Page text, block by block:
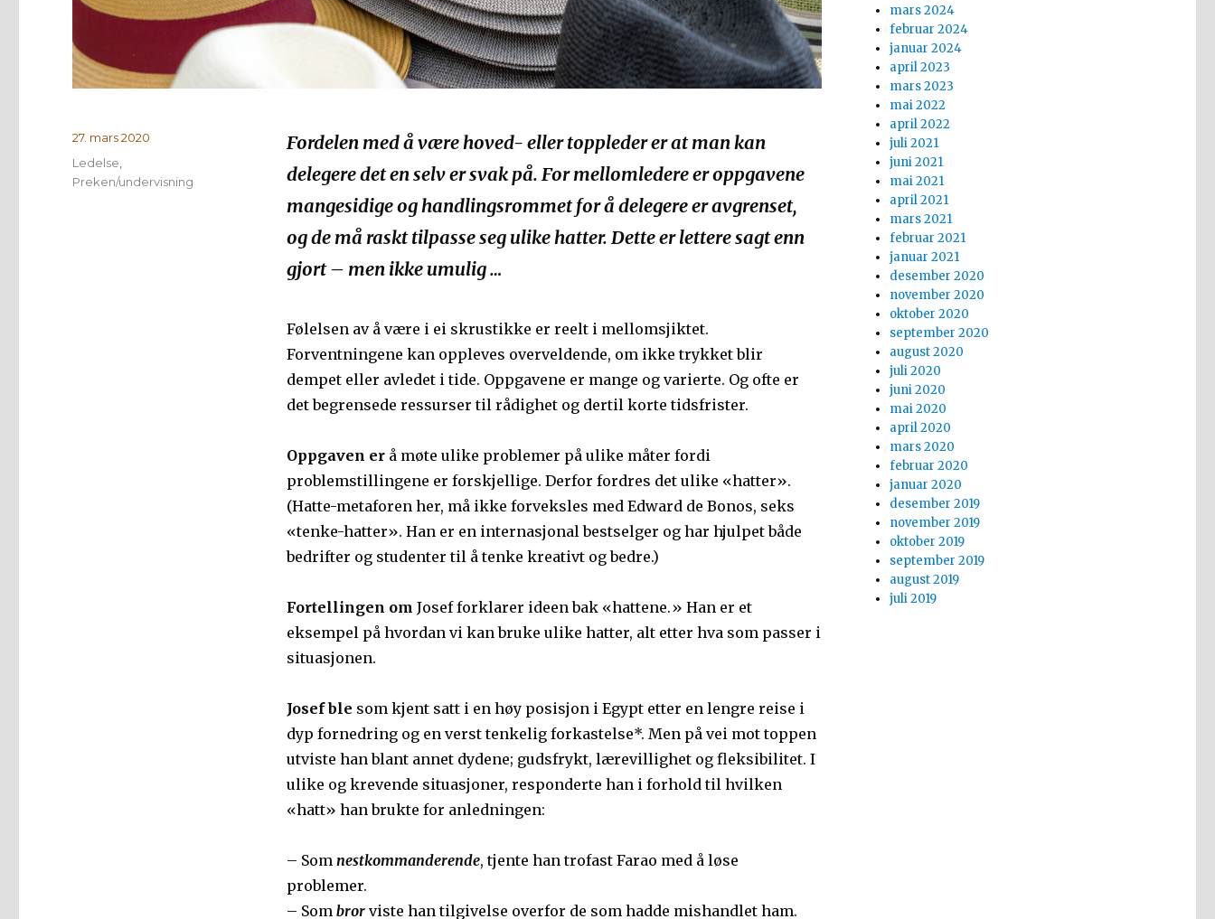
Fordelen med å være hoved- eller toppleder er at man kan
delegere det en selv er svak på. For mellomledere er oppgavene
mangesidige og handlingsrommet for å delegere er avgrenset,
og de må raskt tilpasse seg ulike hatter. Dette er lettere sagt enn
gjort – men ikke umulig …
Følelsen av å være i ei skrustikke er reelt i mellomsjiktet.
Forventningene kan oppleves overveldende, om ikke trykket blir
dempet eller avledet i tide. Oppgavene er mange og varierte. Og ofte er
det begrensede ressurser til rådighet og dertil korte tidsfrister.
Oppgaven erå møte ulike problemer på ulike måter fordi
problemstillingene er forskjellige. Derfor fordres det ulike «hatter».
(Hatte-metaforen her, må ikke forveksles med Edward de Bonos, seks
«tenke-hatter». Han er en internasjonal bestselger og har hjulpet både
bedrifter og studenter til å tenke kreativt og bedre.)
Fortellingen om Josef forklarer ideen bak «hattene.» Han er et
eksempel på hvordan vi kan bruke ulike hatter, alt etter hva som passer i
situasjonen.
Josef ble som kjent satt i en høy posisjon i Egypt etter en lengre reise i
dyp fornedring og en verst tenkelig forkastelse*. Men på vei mot toppen
utviste han blant annet dydene; gudsfrykt, lærevillighet og fleksibilitet. I
ulike og krevende situasjoner, responderte han i forhold til hvilken
«hatt» han brukte for anledningen:
– Som nestkommanderende, tjente han trofast Farao med å løse
problemer.
– Som brorviste han tilgivelse overfor de som hadde mishandlet ham.
Publisert
27. mars 2020
Kategorier
Ledelse,
Preken/undervisning
mars 2024
februar 2024
januar 2024
april 2023
mars 2023
mai 2022
april 2022
juli 2021
juni 2021
mai 2021
april 2021
mars 2021
februar 2021
januar 2021
desember 2020
november 2020
oktober 2020
september 2020
august 2020
juli 2020
juni 2020
mai 2020
april 2020
mars 2020
februar 2020
januar 2020
desember 2019
november 2019
oktober 2019
september 2019
august 2019
juli 2019